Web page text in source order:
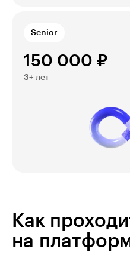
150 000 ₽
Senior
3+ лет
Как
на